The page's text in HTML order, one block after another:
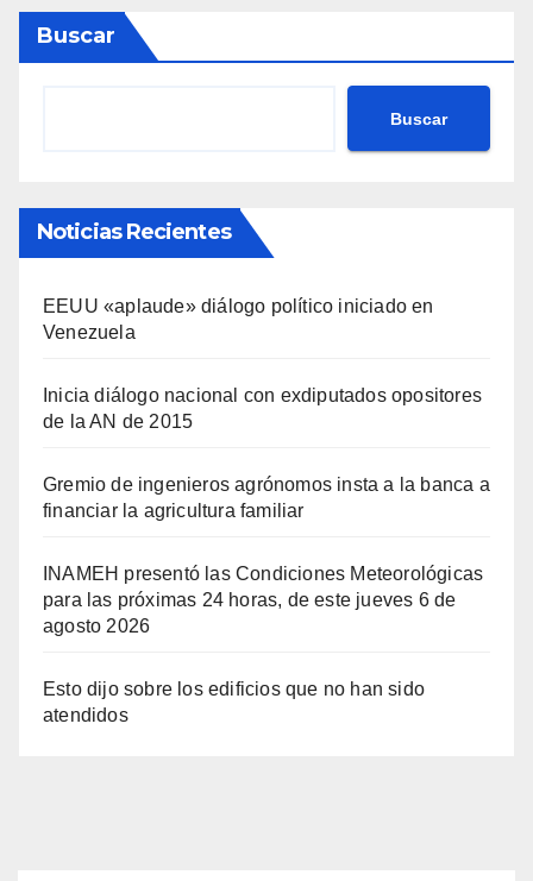
Buscar
Buscar
Noticias Recientes
EEUU «aplaude» diálogo político iniciado en
Venezuela
Inicia diálogo nacional con exdiputados opositores
de la AN de 2015
Gremio de ingenieros agrónomos insta a la banca a
financiar la agricultura familiar
INAMEH presentó las Condiciones Meteorológicas
para las próximas 24 horas, de este jueves 6 de
agosto 2026
Esto dijo sobre los edificios que no han sido
atendidos